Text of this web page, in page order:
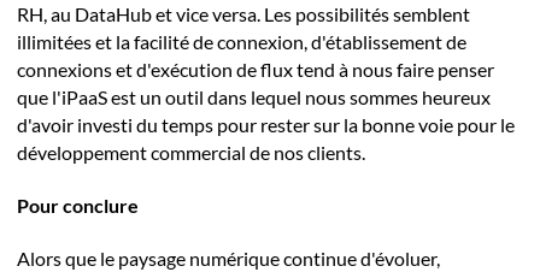
RH, au DataHub et vice versa. Les possibilités semblent
illimitées et la facilité de connexion, d'établissement de
connexions et d'exécution de flux tend à nous faire penser
que l'iPaaS est un outil dans lequel nous sommes heureux
d'avoir investi du temps pour rester sur la bonne voie pour le
développement commercial de nos clients.
Pour conclure
Alors que le paysage numérique continue d'évoluer,